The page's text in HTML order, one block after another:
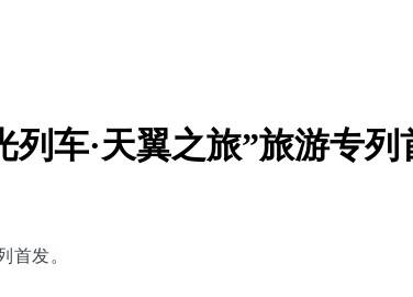
车·天翼之旅”旅游专列
首发。